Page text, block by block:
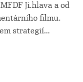
Ji.hlava a od
filmu.
strategií...